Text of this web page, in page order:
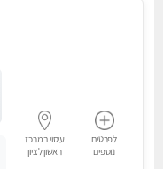
לפרטים
נוספים
עיסוי במרכז
ראשון לציון